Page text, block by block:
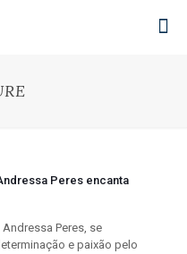
Peres encanta
Peres, se
e paixão pelo